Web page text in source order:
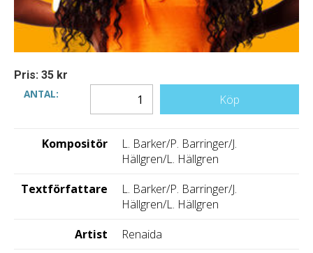
Pris: 35 kr
ANTAL:
Köp
Kompositör
L. Barker/P. Barringer/J.
Hällgren/L. Hällgren
Textförfattare
L. Barker/P. Barringer/J.
Hällgren/L. Hällgren
Artist
Renaida